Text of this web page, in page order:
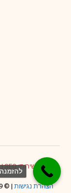
דניאל – שירותי SEO |
הצהרת נגישות | © 2019 כל הזכויות שמורות | חברים שלנו: